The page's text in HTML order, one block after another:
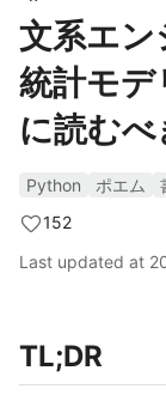
文系エ
統計モデ
に読む
Python ポエム
152
Last updated at
TL;DR